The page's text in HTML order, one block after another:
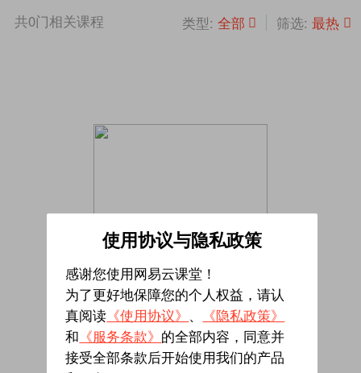
共0门相关课程 类型: 全部 筛选: 最热
暂无相关课程
使用协议与隐私政策
感谢您使用网易云课堂！
为了更好地保障您的个人权益，请认
真阅读 《使用协议》 、
《隐私政策》
和 《服务条款》 的全部内容，同意并
接受全部条款后开始使用我们的产品